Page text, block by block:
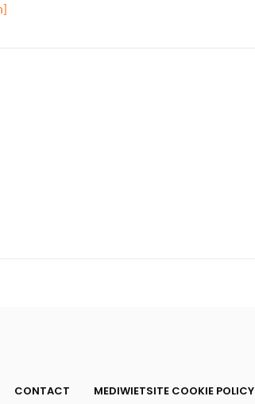
CONTACT MEDIWIETSITE COOKIE POLICY